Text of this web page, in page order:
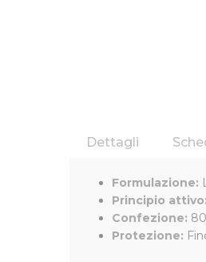
Dettagli
Insetticida
Sanium® AL
afidi, cocciniglie e
Formulazione:
Principio attivo:
Confezione:
Protezione: